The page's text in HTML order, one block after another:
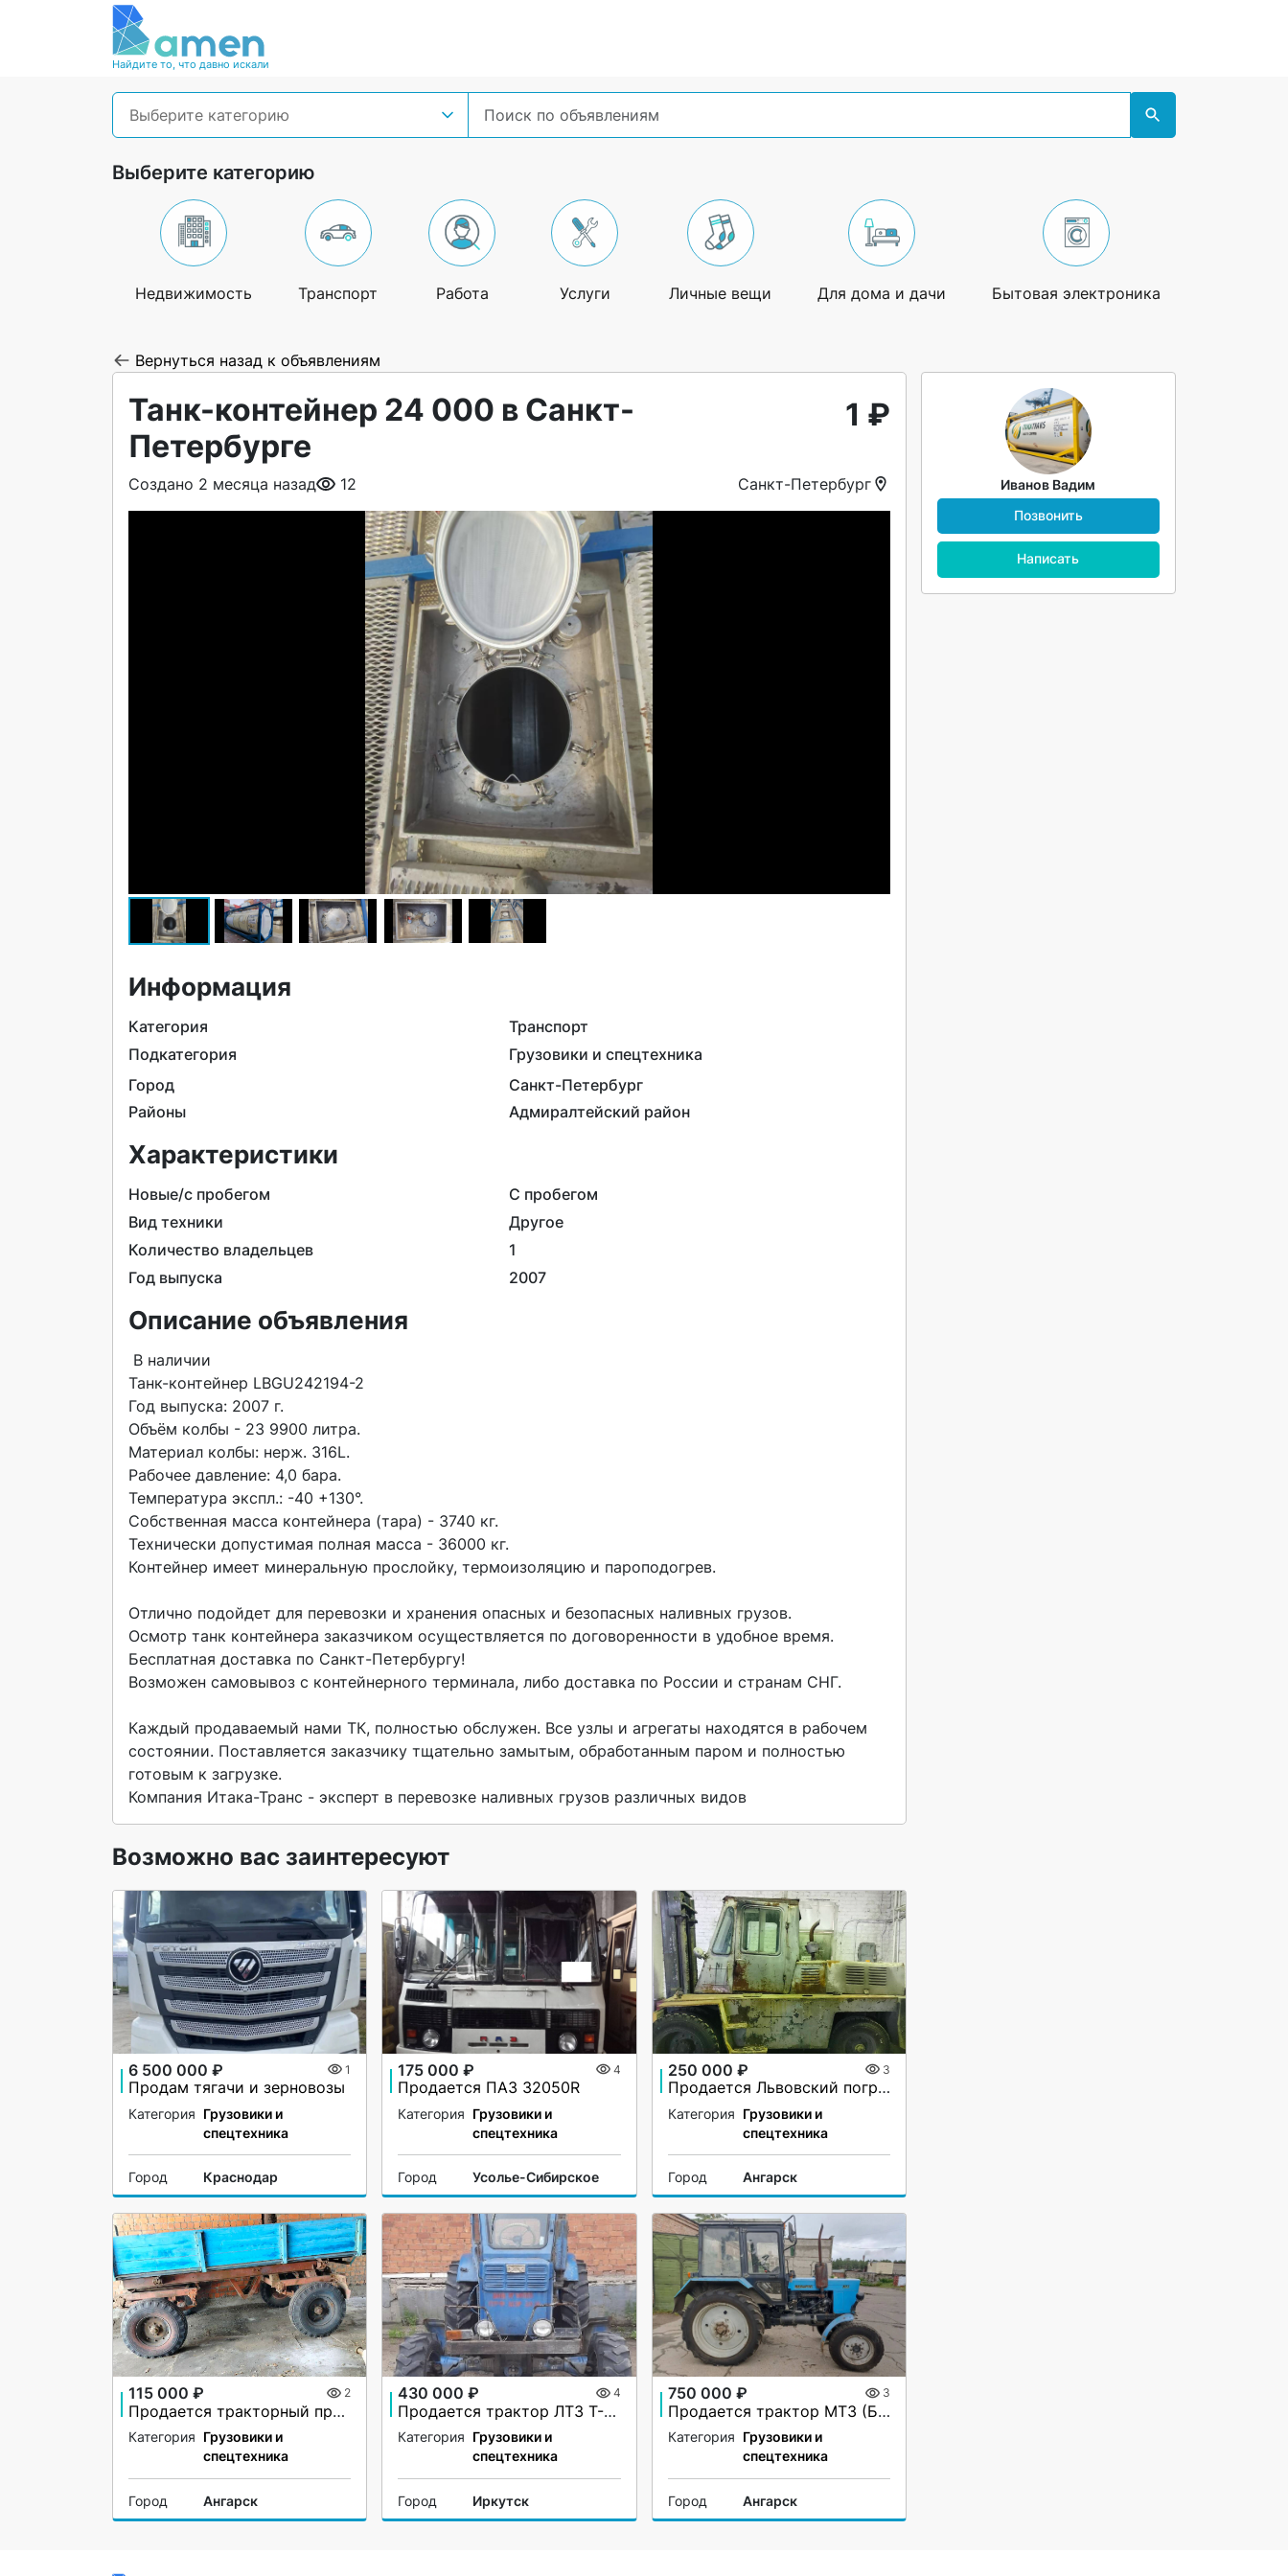
Найдите то, что давно искали
Выберите категорию
Выберите категорию
Недвижимость Транспорт Работа Услуги Личные вещи Для дома и дачи Бытовая электроника
Вернуться назад к объявлениям
Танк-контейнер 24 000 в Санкт-
Петербурге
1 ₽
Создано 2 месяца назад 12 Санкт-Петербург
Информация
Категория
Транспорт
Подкатегория
Грузовики и спецтехника
Город
Санкт-Петербург
Районы
Адмиралтейский район
Характеристики
Новые/с пробегом
С пробегом
Вид техники
Другое
Количество владельцев
1
Год выпуска
2007
Описание объявления
Танк-контейнер LBGU242194-2
Год выпуска: 2007 г.
Объём колбы - 23 9900 литра.
Материал колбы: нерж. 316L.
Рабочее давление: 4,0 бара.
Температура экспл.: -40 +130°.
Собственная масса контейнера (тара) - 3740 кг.
Технически допустимая полная масса - 36000 кг.
Контейнер имеет минеральную прослойку, термоизоляцию и пароподогрев.
Отлично подойдет для перевозки и хранения опасных и безопасных наливных грузов.
Осмотр танк контейнера заказчиком осуществляется по договоренности в удобное время.
Бесплатная доставка по Санкт-Петербургу!
Возможен самовывоз с контейнерного терминала, либо доставка по России и странам СНГ.
Каждый продаваемый нами ТК, полностью обслужен. Все узлы и агрегаты находятся в рабочем
состоянии. Поставляется заказчику тщательно замытым, обработанным паром и полностью
готовым к загрузке.
Компания Итака-Транс - эксперт в перевозке наливных грузов различных видов
Возможно вас заинтересуют
6 500 000 ₽ 1
Продам тягачи и зерновозы
Категория Грузовики и
спецтехника
Город Краснодар
175 000 ₽ 4
Продается ПАЗ 32050R
Категория Грузовики и
спецтехника
Город Усолье-Сибирское
250 000 ₽ 3
Продается Львовский погрузчи
Категория Грузовики и
спецтехника
Город Ангарск
115 000 ₽ 2
Продается тракторный прицеп 2ПТС-4
Категория Грузовики и
спецтехника
Город Ангарск
430 000 ₽ 4
Продается трактор ЛТЗ Т-40АМ
Категория Грузовики и
спецтехника
Город Иркутск
750 000 ₽ 3
Продается трактор МТЗ (Беларус) 82.1
Категория Грузовики и
спецтехника
Город Ангарск
Иванов Вадим
Позвонить
Написать